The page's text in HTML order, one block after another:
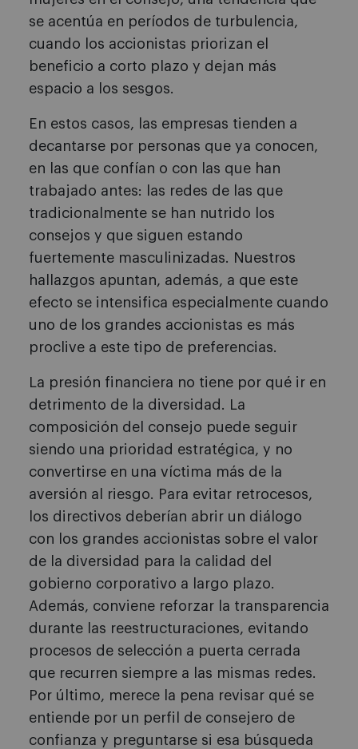
se acentúa en períodos de turbulencia,
cuando los accionistas priorizan el
beneficio a corto plazo y dejan más
espacio a los sesgos.
En estos casos, las empresas tienden a
decantarse por personas que ya conocen,
en las que confían o con las que han
trabajado antes: las redes de las que
tradicionalmente se han nutrido los
consejos y que siguen estando
fuertemente masculinizadas. Nuestros
hallazgos apuntan, además, a que este
efecto se intensifica especialmente cuando
uno de los grandes accionistas es más
proclive a este tipo de preferencias.
La presión financiera no tiene por qué ir en
detrimento de la diversidad. La
composición del consejo puede seguir
siendo una prioridad estratégica, y no
convertirse en una víctima más de la
aversión al riesgo. Para evitar retrocesos,
los directivos deberían abrir un diálogo
con los grandes accionistas sobre el valor
de la diversidad para la calidad del
gobierno corporativo a largo plazo.
Además, conviene reforzar la transparencia
durante las reestructuraciones, evitando
procesos de selección a puerta cerrada
que recurren siempre a las mismas redes.
Por último, merece la pena revisar qué se
entiende por un perfil de consejero de
confianza y preguntarse si esa búsqueda